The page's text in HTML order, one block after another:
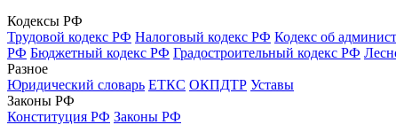
Кодексы РФ
Трудовой кодекс РФ Налоговый кодекс РФ Кодекс об
РФ Бюджетный кодекс РФ Градостроительный кодекс РФ
Разное
Юридический словарь ЕТКС ОКПДТР Уставы
Законы РФ
Конституция РФ Законы РФ